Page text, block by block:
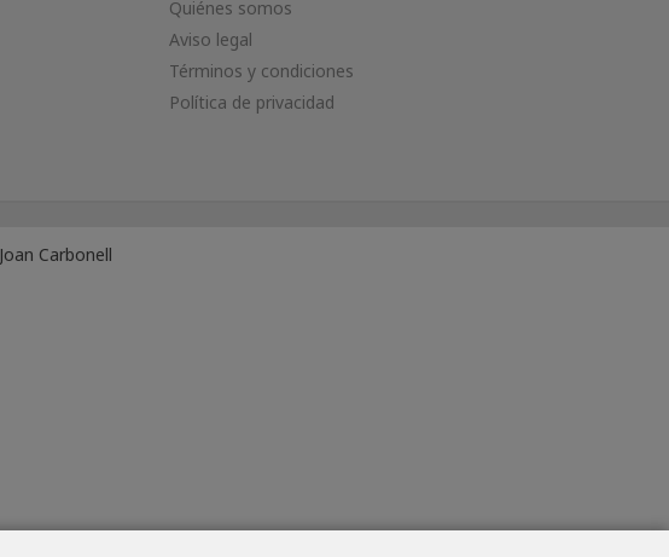
Quiénes somos
Aviso legal
Términos y condiciones
Política de privacidad
Joan Carbonell